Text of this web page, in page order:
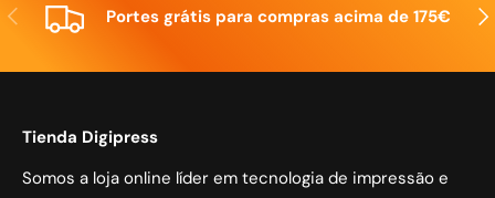
Anterior Portes grátis para compras acima de 175€
Tienda Digipress
Somos a loja online líder em tecnologia de impressão e